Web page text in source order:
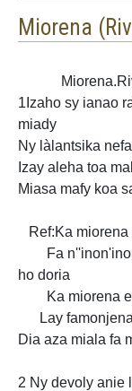
Miorena (
1Izaho sy ianao
miady
Ny làlantsika
Izay aleha toa
Miasa mafy koa
Ref:Ka miorena
Fa
ho doria
Ka miorena
Lay famonjena
Dia aza miala fa
2 Ny devoly anie